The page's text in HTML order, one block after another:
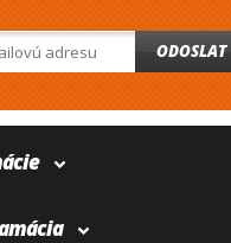
ODOSLAT